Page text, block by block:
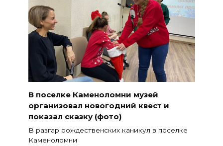
В поселке Каменоломни музей
организовал новогодний квест и
показал сказку (фото)
В разгар рождественских каникул в поселке
Каменоломни